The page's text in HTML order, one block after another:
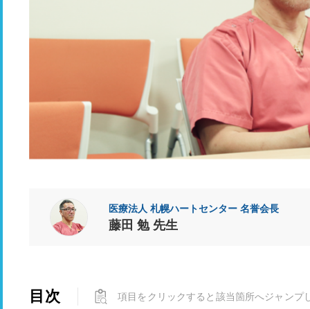
医療法人 札幌ハートセンター 名誉会長
藤田 勉 先生
目次 項目をクリックすると該当箇所へジャンプ